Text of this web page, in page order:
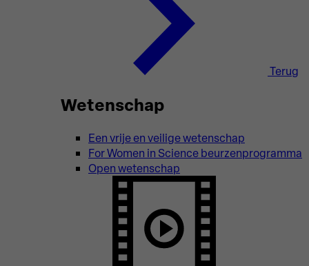
Terug
Wetenschap
Een vrije en veilige wetenschap
For Women in Science beurzenprogramma
Open wetenschap